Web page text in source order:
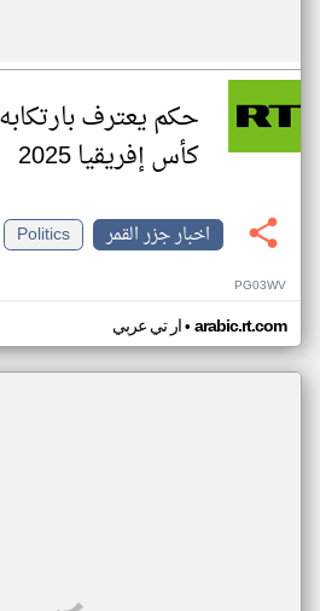
حكم يعترف
كأس إفريقيا 2025
اخبار جزر القمر
Politics
PG03WV
ار تي عربي• arabic.rt.com